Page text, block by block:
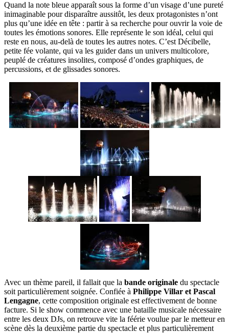
Quand la note bleue apparaît sous la forme d’un visage d’une pureté
inimaginable pour disparaître aussitôt, les deux protagonistes n’ont
plus qu’une idée en tête : partir à sa recherche pour ouvrir la voie de
toutes les émotions sonores. Elle représente le son idéal, celui qui
reste en nous, au-delà de toutes les autres notes. C’est Décibelle,
petite fée volante, qui va les guider dans un univers multicolore,
peuplé de créatures insolites, composé d’ondes graphiques, de
percussions, et de glissades sonores.
Avec un thème pareil, il fallait que la bande originale du spectacle
soit particulièrement soignée. Confiée à Philippe Villar et Pascal
Lengagne, cette composition originale est effectivement de bonne
facture. Si le show commence avec une bataille musicale nécessaire
entre les deux DJs, on retrouve vite la féérie voulue par le metteur en
scène dès la deuxième partie du spectacle et plus particulièrement